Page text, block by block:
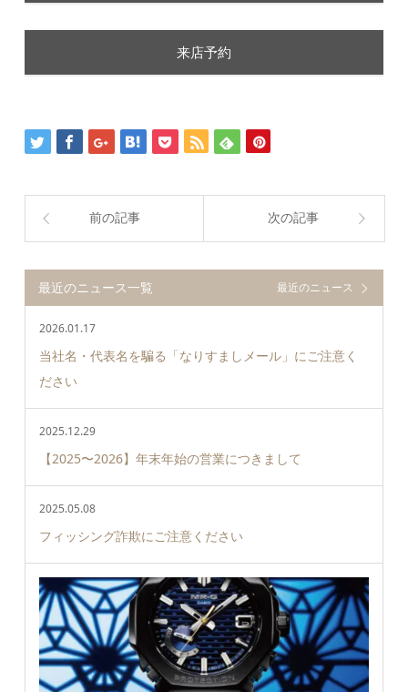
来店予約
前の記事 次の記事
最近のニュース一覧 最近のニュース
2026.01.17
当社名・代表名を騙る「なりすましメール」にご注意く
ださい
2025.12.29
【2025〜2026】年末年始の営業につきまして
2025.05.08
フィッシング詐欺にご注意ください